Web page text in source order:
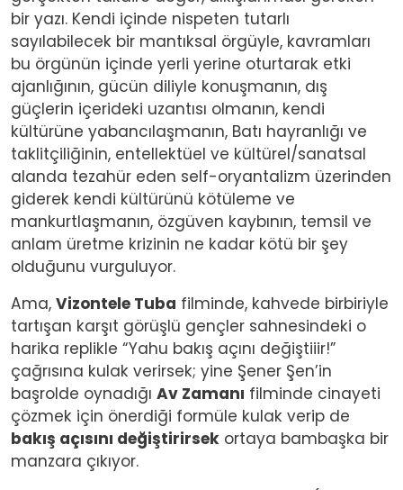
bir yazı. Kendi içinde nispeten tutarlı
sayılabilecek bir mantıksal örgüyle, kavramları
bu örgünün içinde yerli yerine oturtarak etki
ajanlığının, gücün diliyle konuşmanın, dış
güçlerin içerideki uzantısı olmanın, kendi
kültürüne yabancılaşmanın, Batı hayranlığı ve
taklitçiliğinin, entellektüel ve kültürel/sanatsal
alanda tezahür eden self-oryantalizm üzerinden
giderek kendi kültürünü kötüleme ve
mankurtlaşmanın, özgüven kaybının, temsil ve
anlam üretme krizinin ne kadar kötü bir şey
olduğunu vurguluyor.
Ama, Vizontele Tuba filminde, kahvede birbiriyle
tartışan karşıt görüşlü gençler sahnesindeki o
harika replikle “Yahu bakış açını değiştiiir!”
çağrısına kulak verirsek; yine Şener Şen’in
başrolde oynadığı Av Zamanı filminde cinayeti
çözmek için önerdiği formüle kulak verip de
bakış açısını değiştirirsek ortaya bambaşka bir
manzara çıkıyor.